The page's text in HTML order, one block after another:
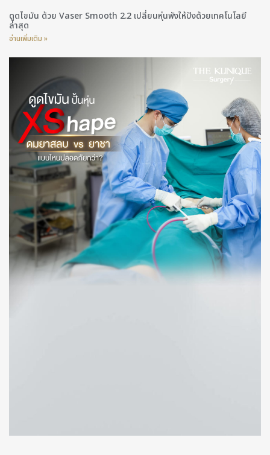
ดูดไขมัน ด้วย Vaser Smooth 2.2 เปลี่ยนหุ่นพังให้ปังด้วยเทคโนโลยี
ล่าสุด
อ่านเพิ่มเติม »